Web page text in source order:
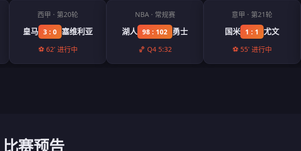
西甲 · 第20轮
皇马 3 : 0 塞维利亚
⚽ 62' 进行中
NBA · 常规赛
湖人 98 : 102 勇士
🏀 Q4 5:32
意甲 · 第21轮
国米 1 : 1 尤文
⚽ 55' 进行中
赛预告